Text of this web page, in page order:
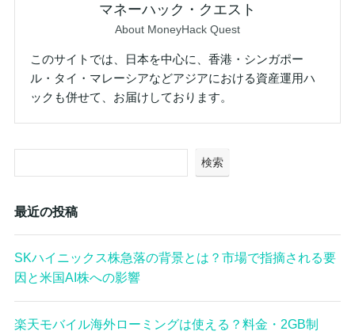
マネーハック・クエスト
About MoneyHack Quest
このサイトでは、日本を中心に、香港・シンガポー
ル・タイ・マレーシアなどアジアにおける資産運用ハ
ックも併せて、お届けしております。
検索
最近の投稿
SKハイニックス株急落の背景とは？市場で指摘される要
因と米国AI株への影響
楽天モバイル海外ローミングは使える？料金・2GB制